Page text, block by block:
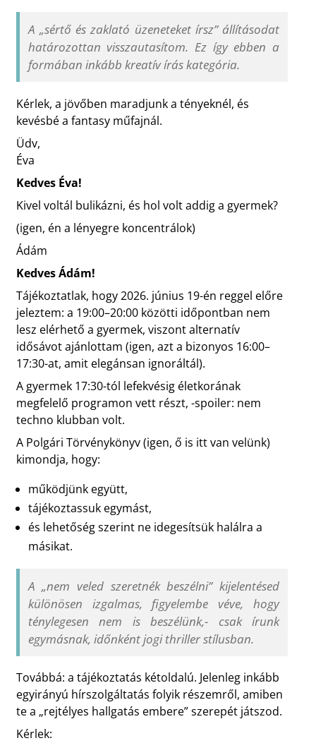
A „sértő és zaklató üzeneteket írsz” állításodat
határozottan visszautasítom. Ez így ebben a
formában inkább kreatív írás kategória.
Kérlek, a jövőben maradjunk a tényeknél, és
kevésbé a fantasy műfajnál.
Üdv,
Éva
Kedves Éva!
Kivel voltál bulikázni, és hol volt addig a gyermek?
(igen, én a lényegre koncentrálok)
Ádám
Kedves Ádám!
Tájékoztatlak, hogy 2026. június 19-én reggel előre
jeleztem: a 19:00–20:00 közötti időpontban nem
lesz elérhető a gyermek, viszont alternatív
idősávot ajánlottam (igen, azt a bizonyos 16:00–
17:30-at, amit elegánsan ignoráltál).
A gyermek 17:30-tól lefekvésig életkorának
megfelelő programon vett részt, -spoiler: nem
techno klubban volt.
A Polgári Törvénykönyv (igen, ő is itt van velünk)
kimondja, hogy:
működjünk együtt,
tájékoztassuk egymást,
és lehetőség szerint ne idegesítsük halálra a
másikat.
A „nem veled szeretnék beszélni” kijelentésed
különösen izgalmas, figyelembe véve, hogy
ténylegesen nem is beszélünk,- csak írunk
egymásnak, időnként jogi thriller stílusban.
Továbbá: a tájékoztatás kétoldalú. Jelenleg inkább
egyirányú hírszolgáltatás folyik részemről, amiben
te a „rejtélyes hallgatás embere” szerepét játszod.
Kérlek: